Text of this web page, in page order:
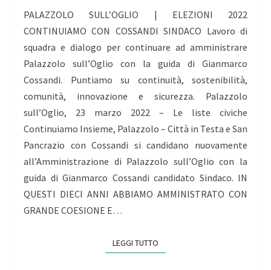
PALAZZOLO SULL’OGLIO | ELEZIONI 2022
CONTINUIAMO CON COSSANDI SINDACO Lavoro di
squadra e dialogo per continuare ad amministrare
Palazzolo sull’Oglio con la guida di Gianmarco
Cossandi. Puntiamo su continuità, sostenibilità,
comunità, innovazione e sicurezza. Palazzolo
sull’Oglio, 23 marzo 2022 – Le liste civiche
Continuiamo Insieme, Palazzolo – Città in Testa e San
Pancrazio con Cossandi si candidano nuovamente
all’Amministrazione di Palazzolo sull’Oglio con la
guida di Gianmarco Cossandi candidato Sindaco. IN
QUESTI DIECI ANNI ABBIAMO AMMINISTRATO CON
GRANDE COESIONE E…
LEGGI TUTTO